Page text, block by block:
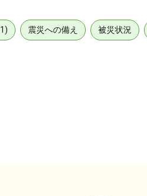
震災への備え 被災状況